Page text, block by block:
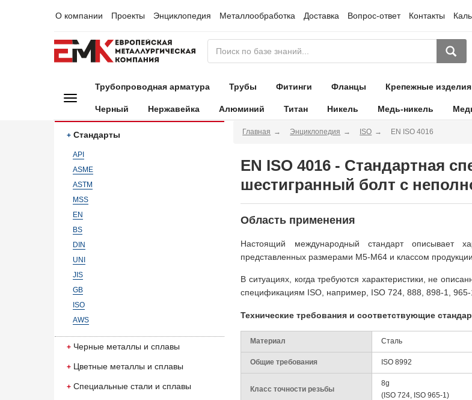
О компании Проекты Энциклопедия Металлообработка Доставка Вопрос-ответ Контакты
Трубопроводная арматура Трубы Фитинги Фланцы Крепежные изделия
Черный Нержавейка Алюминий Титан Никель Медь-никель
Стандарты
API
ASME
ASTM
MSS
EN
BS
DIN
UNI
JIS
GB
ISO
AWS
Черные металлы и сплавы
Цветные металлы и сплавы
Специальные стали и сплавы
Главная Энциклопедия ISO EN ISO 4016
EN ISO 4016 - Стандартная
шестигранный болт с
Область применения
Настоящий международный стандарт описывает
представленных размерами M5-M64 и классом
В ситуациях, когда требуются характеристики, не
спецификациям ISO, например, ISO 724, 888, 898-1, 965-
Технические требования и соответствующие
Материал Сталь
Общие требования ISO 8992
Класс точности резьбы
8g
(ISO 724, ISO 965-1)